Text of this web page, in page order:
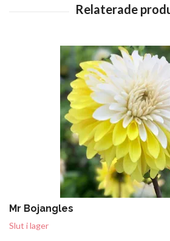
Mr Bojangles
Slut i lager